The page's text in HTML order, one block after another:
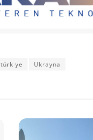
türkiye Ukrayna